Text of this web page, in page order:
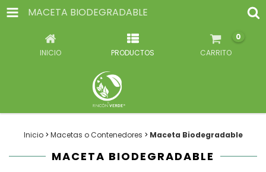
MACETA BIODEGRADABLE
INICIO PRODUCTOS CARRITO
0
Inicio > Macetas o Contenedores > Maceta Biodegradable
MACETA BIODEGRADABLE